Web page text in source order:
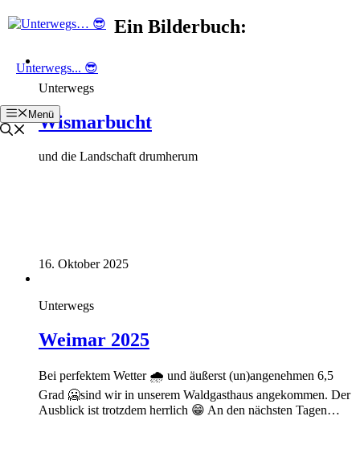
Zum
Unterwegs... 😎
Menü
Ein Bilderbuch:
Unterwegs
Wismarbucht
und die Landschaft drumherum
16. Oktober 2025
Unterwegs
Weimar 2025
Bei perfektem Wetter 🌧️ und äußerst (un)angenehmen 6,5
Grad 🥶sind wir in unserem Waldgasthaus angekommen. Der
Ausblick ist trotzdem herrlich 😁 An den nächsten Tagen…